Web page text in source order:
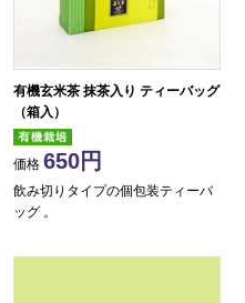
有機玄米茶 抹茶入り ティーバッグ
（箱入）
価格 650
飲み切りタイプの個包装ティーバ
ッグ 。